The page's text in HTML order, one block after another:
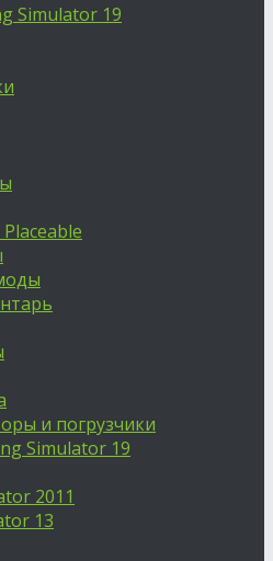
Simulator 19
и погрузчики
Simulator 19
2011
13